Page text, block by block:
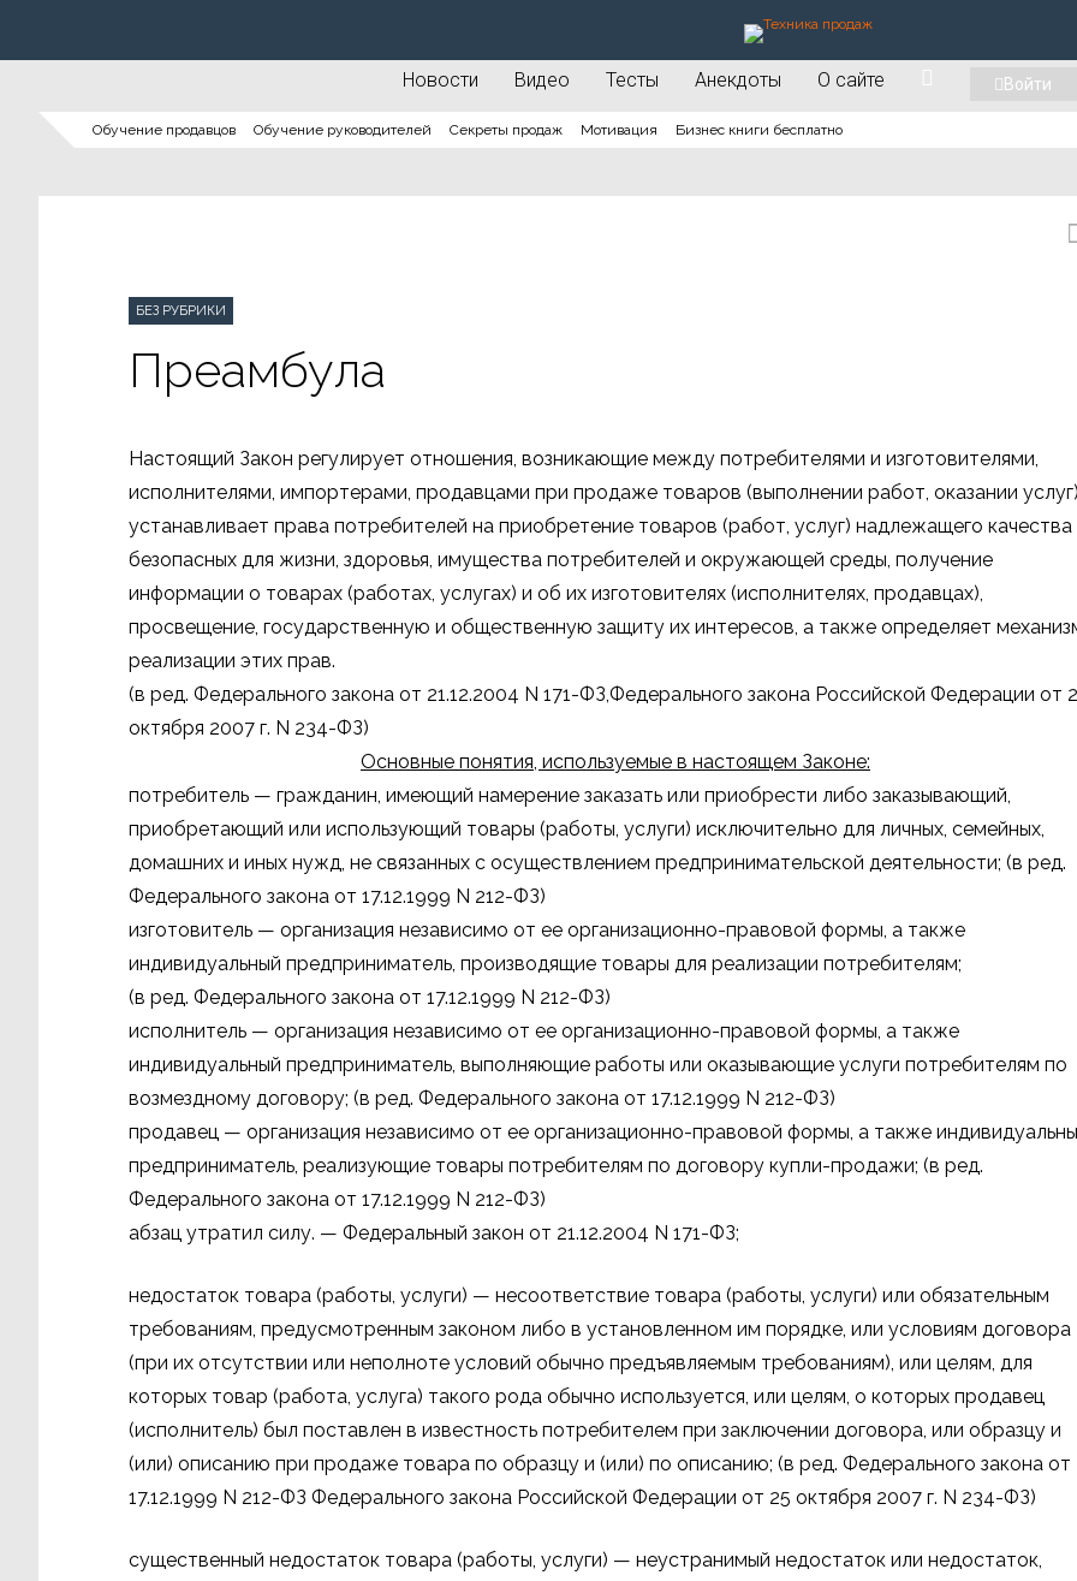
Новости Видео Тесты Анекдоты О сайте Войти
Обучение продавцов Обучение руководителей Секреты продаж Мотивация Бизнес книги бесплатно
БЕЗ РУБРИКИ
Преамбула
Настоящий Закон регулирует отношения, возникающие между потребителями и изготовителями,
исполнителями, импортерами, продавцами при продаже товаров (выполнении работ, оказании
устанавливает права потребителей на приобретение товаров (работ, услуг) надлежащего качества
безопасных для жизни, здоровья, имущества потребителей и окружающей среды, получение
информации о товарах (работах, услугах) и об их изготовителях (исполнителях, продавцах),
просвещение, государственную и общественную защиту их интересов, а также определяет
реализации этих прав.
(в ред. Федерального закона от 21.12.2004 N 171-ФЗ,Федерального закона Российской Федерации от
октября 2007 г. N 234-ФЗ)
Основные понятия, используемые в настоящем Законе:
потребитель — гражданин, имеющий намерение заказать или приобрести либо заказывающий,
приобретающий или использующий товары (работы, услуги) исключительно для личных, семейных,
домашних и иных нужд, не связанных с осуществлением предпринимательской деятельности; (в ред.
Федерального закона от 17.12.1999 N 212-ФЗ)
изготовитель — организация независимо от ее организационно-правовой формы, а также
индивидуальный предприниматель, производящие товары для реализации потребителям;
(в ред. Федерального закона от 17.12.1999 N 212-ФЗ)
исполнитель — организация независимо от ее организационно-правовой формы, а также
индивидуальный предприниматель, выполняющие работы или оказывающие услуги потребителям по
возмездному договору; (в ред. Федерального закона от 17.12.1999 N 212-ФЗ)
продавец — организация независимо от ее организационно-правовой формы, а также
предприниматель, реализующие товары потребителям по договору купли-продажи; (в ред.
Федерального закона от 17.12.1999 N 212-ФЗ)
абзац утратил силу. — Федеральный закон от 21.12.2004 N 171-ФЗ;
недостаток товара (работы, услуги) — несоответствие товара (работы, услуги) или обязательным
требованиям, предусмотренным законом либо в установленном им порядке, или условиям договора
(при их отсутствии или неполноте условий обычно предъявляемым требованиям), или целям, для
которых товар (работа, услуга) такого рода обычно используется, или целям, о которых продавец
(исполнитель) был поставлен в известность потребителем при заключении договора, или образцу и
(или) описанию при продаже товара по образцу и (или) по описанию; (в ред. Федерального закона от
17.12.1999 N 212-ФЗ Федерального закона Российской Федерации от 25 октября 2007 г. N 234-ФЗ)
существенный недостаток товара (работы, услуги) — неустранимый недостаток или недостаток,